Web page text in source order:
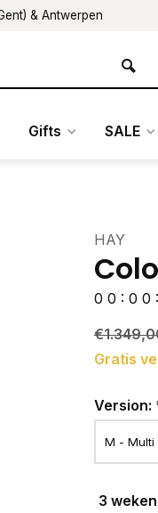
& Antwerpen
Gifts SALE
HAY
0 0 : 0 0 :
Gratis
Version:
3 weken